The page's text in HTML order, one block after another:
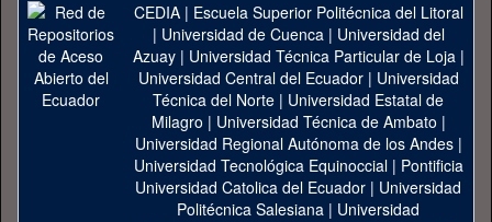
CEDIA| Escuela Superior Politécnica del Litoral
| Universidad de Cuenca| Universidad del
Azuay| Universidad Técnica Particular de Loja|
Universidad Central del Ecuador| Universidad
Técnica del Norte | Universidad Estatal de
Milagro | Universidad Técnica de Ambato |
Universidad Regional Autónoma de los Andes|
Universidad Tecnológica Equinoccial| Pontificia
Universidad Catolica del Ecuador | Universidad
Politécnica Salesiana | Universidad